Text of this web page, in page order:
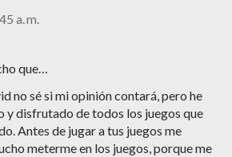
a. m.
que…
no sé si mi opinión contará, pero he
y disfrutado de todos los juegos que
Antes de jugar a tus juegos me
meterme en los juegos, porque me